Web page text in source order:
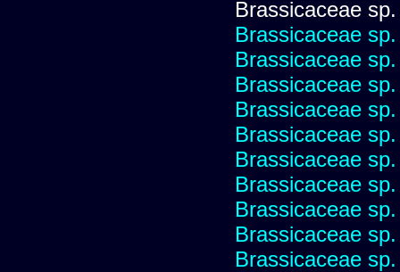
Brassicaceae
Brassicaceae
Brassicaceae
Brassicaceae
Brassicaceae
Brassicaceae
Brassicaceae
Brassicaceae
Brassicaceae
Brassicaceae
Brassicaceae